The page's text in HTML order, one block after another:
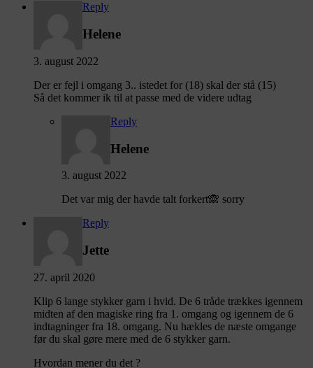
Reply
Helene
3. august 2022
Der er fejl i omgang 3.. istedet for (18) skal der stå (15)
Så det kommer ik til at passe med de videre udtag
Reply
Helene
3. august 2022
Det var mig der havde talt forkert🙈 sorry
Reply
Jette
27. april 2020
Klip 6 lange stykker garn i hvid. De 6 tråde trækkes igennem
midten af den magiske ring fra 1. omgang og igennem de 6
indtagninger fra 18. omgang. Nu hækles de næste omgange
før du skal gøre mere med de 6 stykker garn.
Hvordan mener du det ?